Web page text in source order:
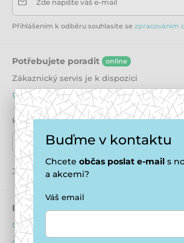
Zde napište váš e-mail
Přihlášením k odběru souhlasíte se zpracováním
Potřebujete poradit online
Zákaznický servis je k dispozici
+420 771 194 837
Kde nás najdete
Naše prodejny
Jsme také na: Youtube
E-shop
Obchodní podmínky
Psí hotel
Buďme v kontaktu
Chcete občas poslat e-mail s
a akcemi?
Váš email